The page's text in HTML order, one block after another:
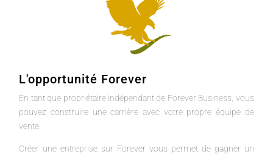
L'opportunité Forever
En tant que propriétaire indépendant de Forever Business, vous
pouvez construire une carrière avec votre propre équipe de
vente.
Créer une entreprise sur Forever vous permet de gagner un